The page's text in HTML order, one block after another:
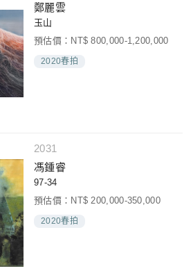
鄭麗雲
玉山
預估價：NT$ 800,000-1,200,000
2020春拍
2031
馮鍾睿
97-34
預估價：NT$ 200,000-350,000
2020春拍